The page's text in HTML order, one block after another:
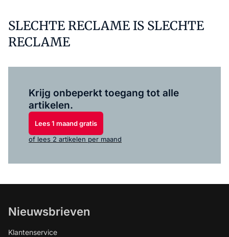
SLECHTE RECLAME IS SLECHTE
RECLAME
Krijg onbeperkt toegang tot alle
artikelen.
Lees 1 maand gratis
of lees 2 artikelen per maand
Nieuwsbrieven
Klantenservice